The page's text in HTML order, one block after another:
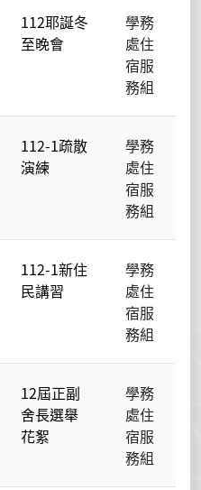
112耶誕冬
至晚會
學務
處住
宿服
務組
112-1疏散
演練
學務
處住
宿服
務組
112-1新住
民講習
學務
處住
宿服
務組
12屆正副
舍長選舉
花絮
學務
處住
宿服
務組